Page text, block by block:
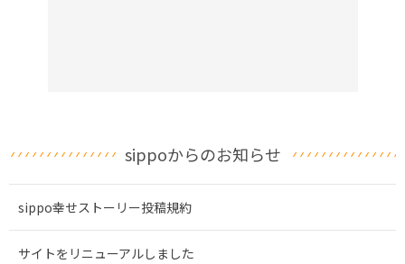
sippoからのお知らせ
sippo幸せストーリー投稿規約
サイトをリニューアルしました